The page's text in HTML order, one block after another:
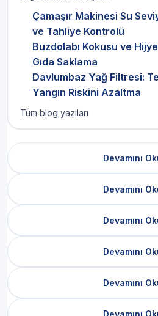
Çamaşır Makinesi Su
ve Tahliye Kontrolü
Buzdolabı Kokusu ve
Gıda Saklama
Davlumbaz Yağ Filtresi:
Yangın Riskini Azaltma
Tüm blog yazıları
Devamını
Devamını
Devamını
Devamını
Devamını